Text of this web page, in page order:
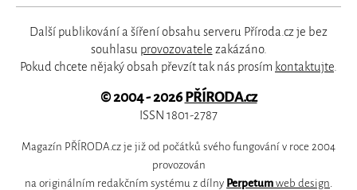
Další publikování a šíření obsahu serveru Příroda.cz je bez
souhlasu provozovatele zakázáno.
Pokud chcete nějaký obsah převzít tak nás prosím kontaktujte
© 2004 - 2026PŘÍRODA.cz
ISSN 1801-2787
Magazín PŘÍRODA.cz je již od počátků svého fungování v roce 2004
provozován
na originálním redakčním systému z dílny Perpetum web design